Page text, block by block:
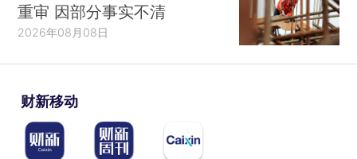
重审 因部分事实不清
2026年08月08日
财新移动